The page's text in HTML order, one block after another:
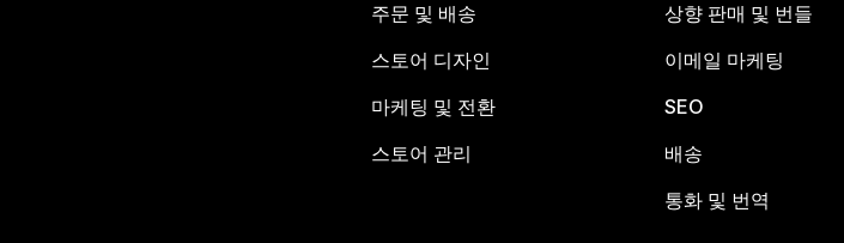
주문 및 배송
스토어 디자인
마케팅 및 전환
스토어 관리
상향 판매 및 번들
이메일 마케팅
SEO
배송
통화 및 번역